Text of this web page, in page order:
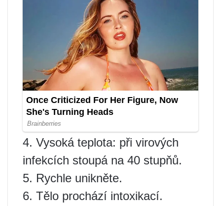
4. Vysoká teplota: při virových
infekcích stoupá na 40 stupňů.
5. Rychle unikněte.
6. Tělo prochází intoxikací.